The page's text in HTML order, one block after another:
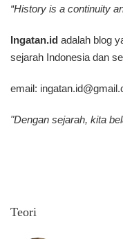
“History is a continuity
Ingatan.id adalah blog
sejarah Indonesia dan
email:
"Dengan sejarah, kita
Teori